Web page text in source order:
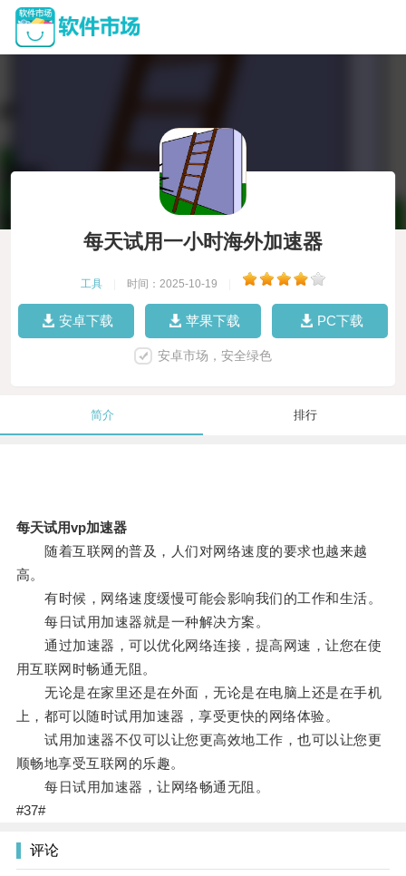
每天试用一小时海外加速器
工具 时间：2025-10-19
安卓下载 苹果下载 PC下载
安卓市场，安全绿色
简介 排行
每天试用vp加速器
随着互联网的普及，人们对网络速度的要求也越来越
高。
有时候，网络速度缓慢可能会影响我们的工作和生活。
每日试用加速器就是一种解决方案。
通过加速器，可以优化网络连接，提高网速，让您在使
用互联网时畅通无阻。
无论是在家里还是在外面，无论是在电脑上还是在手机
上，都可以随时试用加速器，享受更快的网络体验。
试用加速器不仅可以让您更高效地工作，也可以让您更
顺畅地享受互联网的乐趣。
每日试用加速器，让网络畅通无阻。
#37#
评论